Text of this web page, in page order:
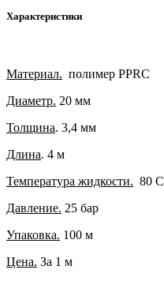
Характеристики
Материал. полимер PPRC
Диаметр. 20 мм
Толщина. 3,4 мм
Длина. 4 м
Температура жидкости. 80 С
Давление. 25 бар
Упаковка. 100 м
Цена. За 1 м